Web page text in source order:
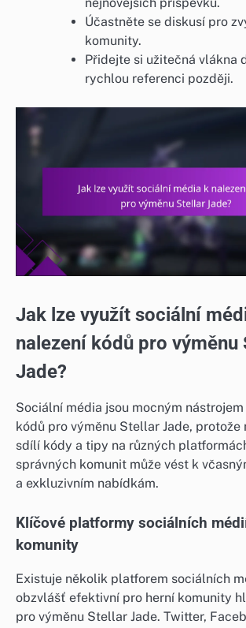
Účastněte se diskusí pro
komunity.
Přidejte si užitečná vlákna
rychlou referenci později.
Jak lze využít sociální
nalezení kódů pro výměnu
Jade?
Sociální média jsou mocným
kódů pro výměnu Stellar Jade, protože
sdílí kódy a tipy na různých
správných komunit může vést k
a exkluzivním nabídkám.
Klíčové platformy sociálních
komunity
Existuje několik platforem sociálních
obzvlášť efektivní pro herní komunity
pro výměnu Stellar Jade. Twitter,